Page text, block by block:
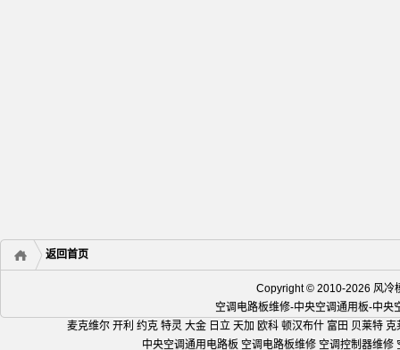
返回首页
Copyright © 2010-2026 风冷
空调电路板维修-中央空调通用板-中
麦克维尔 开利 约克 特灵 大金 日立 天加 欧科 顿汉布什 富田 贝莱特
中央空调通用电路板 空调电路板维修 空调控制器维